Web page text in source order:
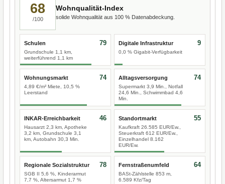
68
/100
Wohnqualität-Index
solide Wohnqualität aus 100 % Datenabdeckung.
Schulen
Grundschule 1,1 km,
weiterführend 1,1 km
79 Digitale Infrastruktur
0,0 % Gigabit-Verfügbarkeit
9
Wohnungsmarkt
4,89 €/m² Miete, 10,5 %
Leerstand
74 Alltagsversorgung
Supermarkt 3,9 Min., Notfall
24,6 Min., Schwimmbad 4,6
Min.
74
INKAR-Erreichbarkeit
Hausarzt 2,3 km, Apotheke
3,2 km, Grundschule 3,1
km, Autobahn 30,3 Min.
46 Standortmarkt
Kaufkraft 26.585 EUR/Ew.,
Steuerkraft 612 EUR/Ew.,
Einzelhandel 8.162
EUR/Ew.
55
Regionale Sozialstruktur
SGB II 5,6 %, Kinderarmut
7,7 %, Altersarmut 1,7 %
78 Fernstraßenumfeld
BASt-Zählstelle 853 m,
6.589 Kfz/Tag
64